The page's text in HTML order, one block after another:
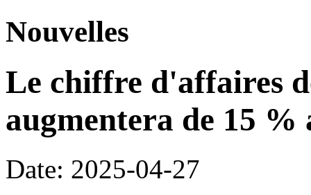
Nouvelles
Le chiffre d'affaires
augmentera de 15
Date: 2025-04-27